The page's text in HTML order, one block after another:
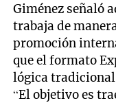
Giménez señaló
trabaja de
promoción
que el formato
lógica
“El objetivo es